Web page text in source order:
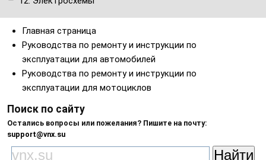
Главная страница
Руководства по ремонту и инструкции по
эксплуатации для автомобилей
Руководства по ремонту и инструкции по
эксплуатации для мотоциклов
Поиск по сайту
Остались вопросы или пожелания? Пишите на почту:
support@vnx.su